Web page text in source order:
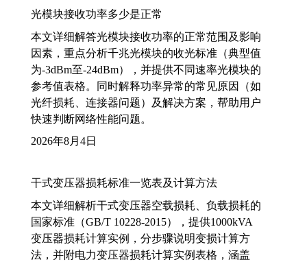
光模块接收功率多少是正常
本文详细解答光模块接收功率的正常范围及影响
因素，重点分析千兆光模块的收光标准（典型值
为-3dBm至-24dBm），并提供不同速率光模块的
参考值表格。同时解释功率异常的常见原因（如
光纤损耗、连接器问题）及解决方案，帮助用户
快速判断网络性能问题。
2026年8月4日
干式变压器损耗标准一览表及计算方法
本文详细解析干式变压器空载损耗、负载损耗的
国家标准（GB/T 10228-2015），提供1000kVA
变压器损耗计算实例，分步骤说明变损计算方
法，并附电力变压器损耗计算实例表格，涵盖